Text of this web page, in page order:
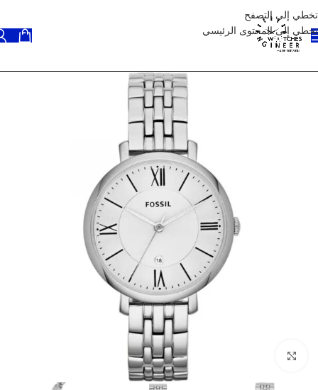
تخطي إلى التصفح
تخطي إلى المحتوى الرئيسي